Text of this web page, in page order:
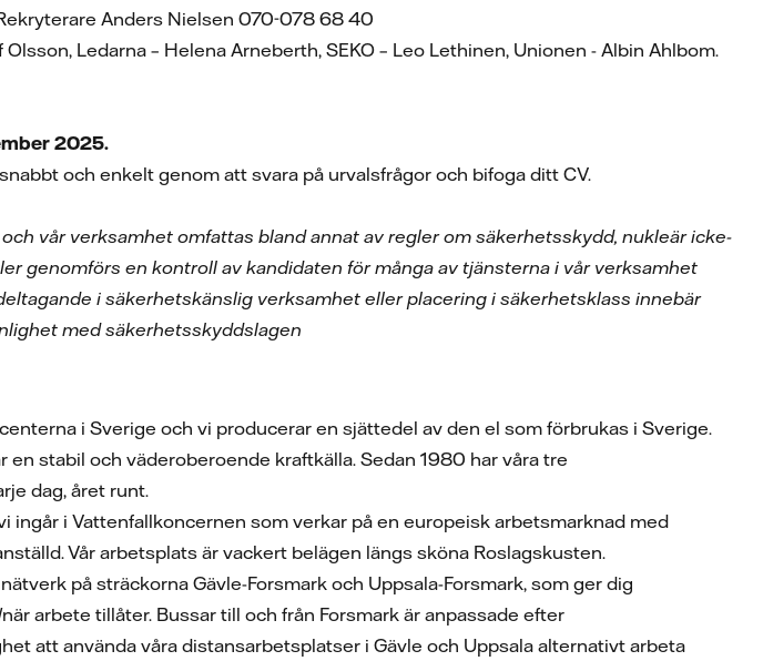
Anders Nielsen 070-078 68 40
Ledarna – Helena Arneberth, SEKO – Leo Lethinen, Unionen - Albin Ahlbom.
2025.
och enkelt genom att svara på urvalsfrågor och bifoga ditt CV.
vår verksamhet omfattas bland annat av regler om säkerhetsskydd, nukleär icke-
genomförs en kontroll av kandidaten för många av tjänsterna i vår verksamhet
i säkerhetskänslig verksamhet eller placering i säkerhetsklass innebär
med säkerhetsskyddslagen
i Sverige och vi producerar en sjättedel av den el som förbrukas i Sverige.
stabil och väderoberoende kraftkälla. Sedan 1980 har våra tre
dag, året runt.
ingår i Vattenfallkoncernen som verkar på en europeisk arbetsmarknad med
Vår arbetsplats är vackert belägen längs sköna Roslagskusten.
på sträckorna Gävle-Forsmark och Uppsala-Forsmark, som ger dig
arbete tillåter. Bussar till och från Forsmark är anpassade efter
att använda våra distansarbetsplatser i Gävle och Uppsala alternativt arbeta